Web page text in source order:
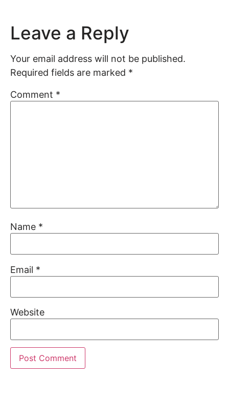
Leave a Reply
Your email address will not be published.
Required fields are marked *
Comment *
Name *
Email *
Website